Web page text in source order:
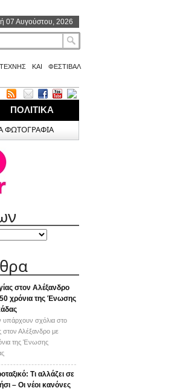
07 Αυγούστου, 2026
ΚΑΙ ΦΕΣΤΙΒΑΛ
ΠΟΛΙΤΙΚΑ
ΦΩΤΟΓΡΑΦΙΑ
στον Αλέξανδρο
χρόνια της Ένωσης
υπάρχουν σχόλια στο
στον Αλέξανδρο με
της Ένωσης
Τι αλλάζει σε
– Οι νέοι κανόνες